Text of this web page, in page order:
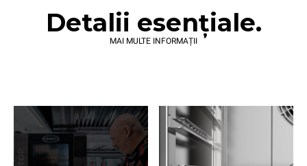
Detalii esențiale.
MAI MULTE INFORMAȚII